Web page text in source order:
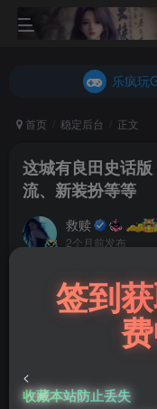
乐疯玩
乐疯玩
首页 稳定后台 正文
这城有良田史话
流、新装扮等等
救赎
2个月前发布
此内容为付费阅读，请
付费阅读
签到
<
收藏本站防止丢失